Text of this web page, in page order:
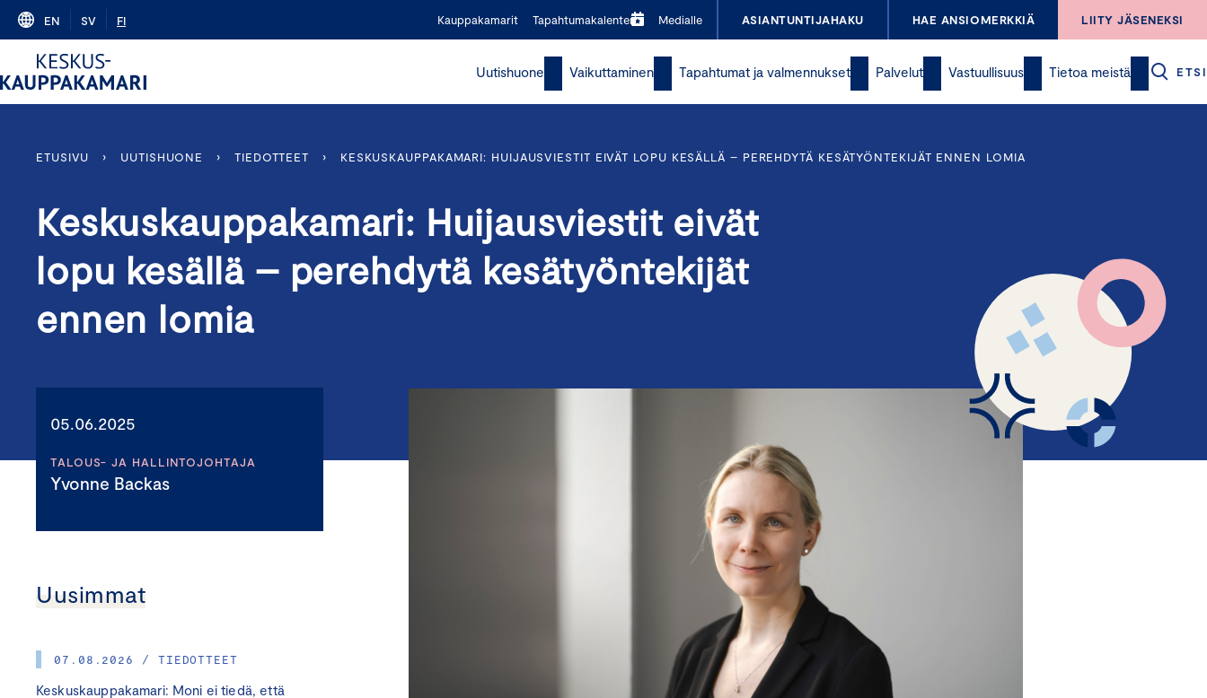
Skip
content
EN SV FI Kauppakamarit Tapahtumakalenteri Medialle ASIANTUNTIJAHAKU HAE ANSIOMERKKIÄ LIITY JÄSENEKSI
Uutishuone Vaikuttaminen Tapahtumat ja valmennukset Palvelut Vastuullisuus Tietoa meistä ETSI
ETUSIVU › UUTISHUONE › TIEDOTTEET › KESKUSKAUPPAKAMARI: HUIJAUSVIESTIT EIVÄT LOPU KESÄLLÄ – PEREHDYTÄ KESÄTYÖNTEKIJÄT ENNEN LOMIA
Keskuskauppakamari: Huijausviestit eivät
lopu kesällä – perehdytä kesätyöntekijät
ennen lomia
05.06.2025
TALOUS- JA HALLINTOJOHTAJA
Yvonne Backas
Uusimmat
07.08.2026 / TIEDOTTEET
Keskuskauppakamari: Moni ei tiedä, että